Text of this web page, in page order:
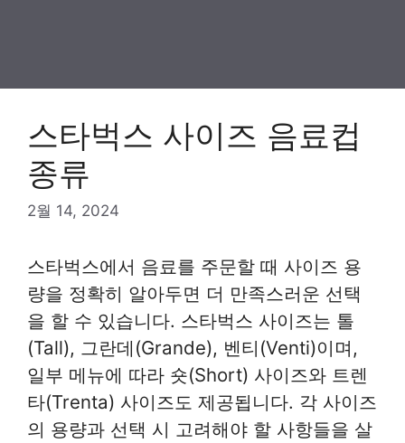
스타벅스 사이즈 음료컵
종류
2월 14, 2024
스타벅스에서 음료를 주문할 때 사이즈 용
량을 정확히 알아두면 더 만족스러운 선택
을 할 수 있습니다. 스타벅스 사이즈는 톨
(Tall), 그란데(Grande), 벤티(Venti)이며,
일부 메뉴에 따라 숏(Short) 사이즈와 트렌
타(Trenta) 사이즈도 제공됩니다. 각 사이즈
의 용량과 선택 시 고려해야 할 사항들을 살